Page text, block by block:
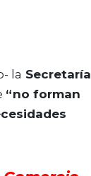
la Secretaría
“no forman